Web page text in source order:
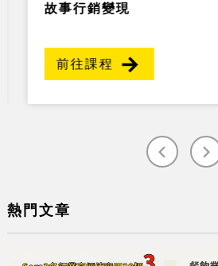
故事行銷變現
前往課程
熱門文章